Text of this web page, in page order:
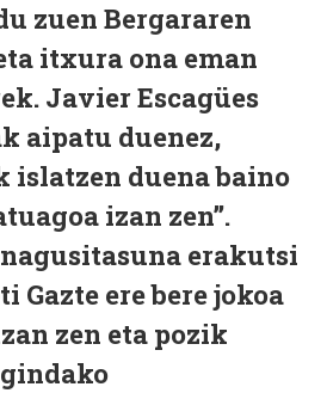
zuen Bergararen
itxura ona eman
Javier Escagües
aipatu duenez,
islatzen duena baino
izan zen”.
erakutsi
Gazte ere bere jokoa
zen eta pozik